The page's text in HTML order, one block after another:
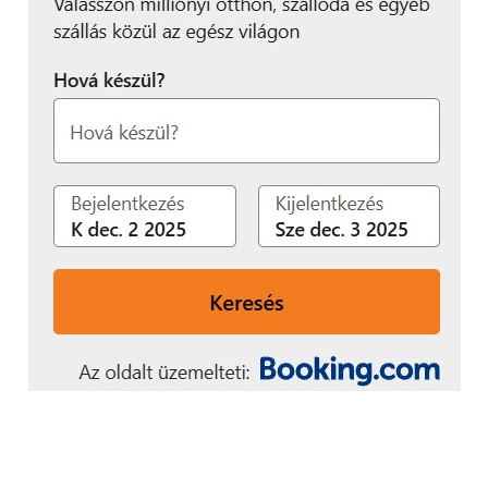
vagy eszközzel végezzük.
Ugyanakkor ez nem
összekeverendő a
porszűrők tisztításával,
melyet a végfelhasználó
a kezelési kézikönyvben
leírtak szerint el kell
végezzen. Ezt a használat
intenzitásától függően
akár 1-2 hetente is
érdemes ellenőrizni.”